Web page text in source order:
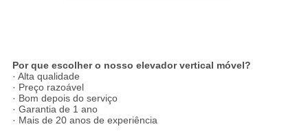
Por que escolher o nosso elevador vertical móvel?
· Alta qualidade
· Preço razoável
· Bom depois do serviço
· Garantia de 1 ano
· Mais de 20 anos de experiência